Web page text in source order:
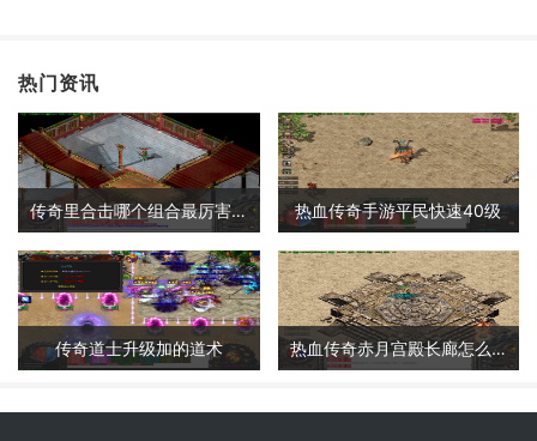
热门资讯
传奇里合击哪个组合最厉害啊 热血传奇手游平民快速40级
传奇道士升级加的道术 热血传奇赤月宫殿长廊怎么走